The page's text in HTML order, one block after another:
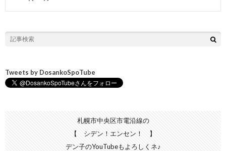
Tweets by DosankoSpoTube
札幌市中央区市電沿線の
【 シデン！エンセン！ 】
デン子のYouTubeもよろしくネ♪